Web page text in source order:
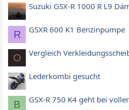
Suzuki GSX-R 1000 R L9
R GSXR 600 K1 Benzinpumpe
O Vergleich
Lederkombi gesucht
B GSX-R 750 K4 geht bei